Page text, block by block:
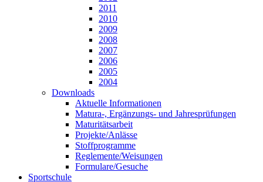
2011
2010
2009
2008
2007
2006
2005
2004
Downloads
Aktuelle Informationen
Matura-, Ergänzungs- und Jahresprüfungen
Maturitätsarbeit
Projekte/Anlässe
Stoffprogramme
Reglemente/Weisungen
Formulare/Gesuche
Sportschule